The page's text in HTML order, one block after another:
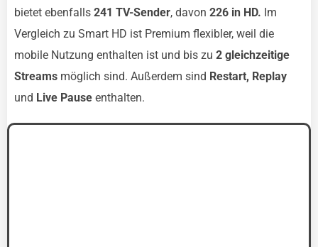
bietet ebenfalls 241 TV-Sender, davon 226 in HD. Im
Vergleich zu Smart HD ist Premium flexibler, weil die
mobile Nutzung enthalten ist und bis zu 2 gleichzeitige
Streams möglich sind. Außerdem sind Restart, Replay
und Live Pause enthalten.